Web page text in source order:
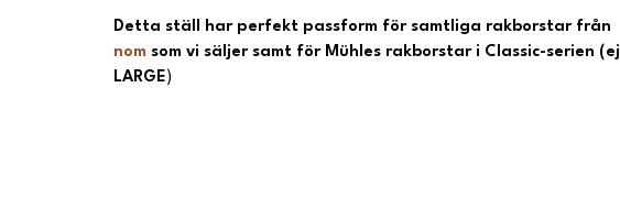
Detta ställ har perfekt passform för samtliga rakborstar från
nom som vi säljer samt för Mühles rakborstar i Classic-serien (ej
LARGE )